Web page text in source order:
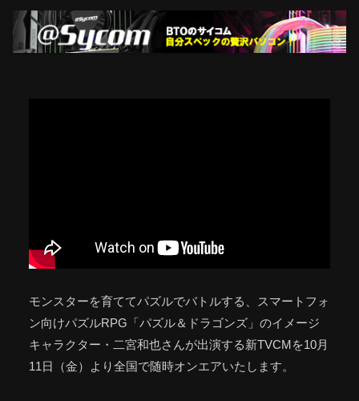
モンスターを育ててパズルでバトルする、スマートフォ
ン向けパズルRPG「パズル＆ドラゴンズ」のイメージ
キャラクター・二宮和也さんが出演する新TVCMを10月
11日（金）より全国で随時オンエアいたします。